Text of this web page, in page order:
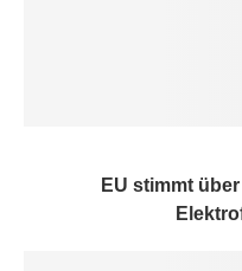
EU stimmt